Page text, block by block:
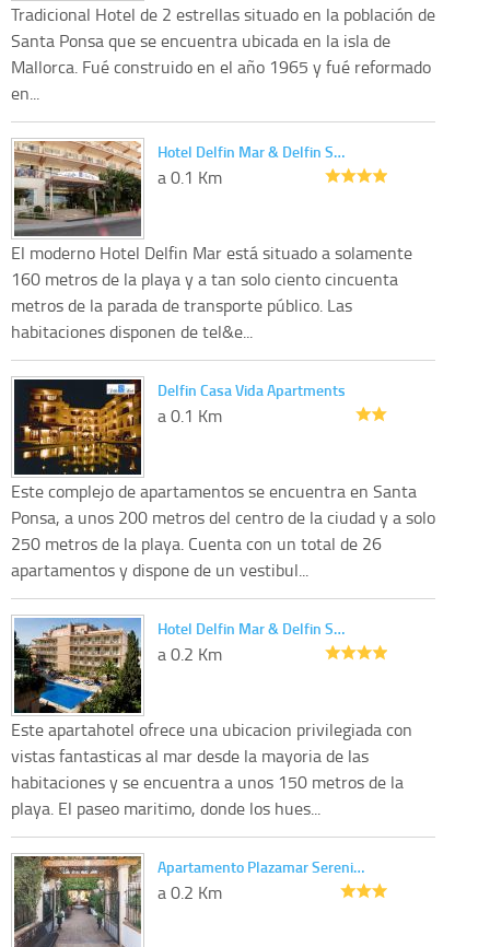
Tradicional Hotel de 2 estrellas situado en la población de
Santa Ponsa que se encuentra ubicada en la isla de
Mallorca. Fué construido en el año 1965 y fué reformado
en...
Hotel Delfin Mar & Delfin S…
a 0.1 Km
El moderno Hotel Delfin Mar está situado a solamente
160 metros de la playa y a tan solo ciento cincuenta
metros de la parada de transporte público. Las
habitaciones disponen de tel&e...
Delfin Casa Vida Apartments
a 0.1 Km
Este complejo de apartamentos se encuentra en Santa
Ponsa, a unos 200 metros del centro de la ciudad y a solo
250 metros de la playa. Cuenta con un total de 26
apartamentos y dispone de un vestibul...
Hotel Delfin Mar & Delfin S…
a 0.2 Km
Este apartahotel ofrece una ubicacion privilegiada con
vistas fantasticas al mar desde la mayoria de las
habitaciones y se encuentra a unos 150 metros de la
playa. El paseo maritimo, donde los hues...
Apartamento Plazamar Sereni…
a 0.2 Km